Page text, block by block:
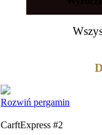
Rozwiń pergamin
CarftExpress #2